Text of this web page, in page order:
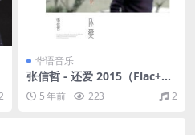
华语音乐
张信哲 - 还爱 2015（Flac+CU
E/整轨/274M）
5 年前 223 2